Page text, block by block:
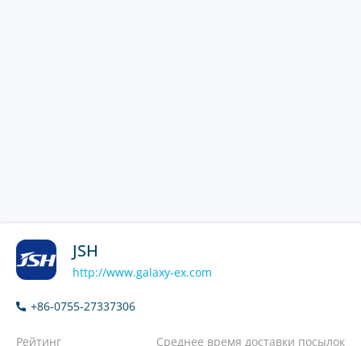
JSH
http://www.galaxy-ex.com
+86-0755-27337306
Рейтинг Среднее время доставки посылок